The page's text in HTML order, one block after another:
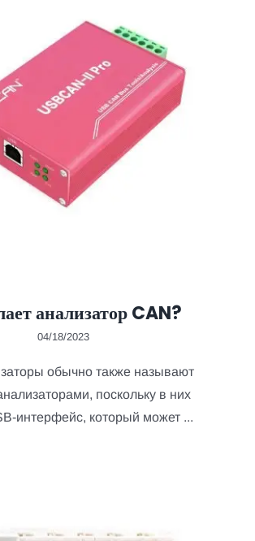
анализатор CAN?
04/18/2023
обычно также называют
поскольку в них
интерфейс, который может ...